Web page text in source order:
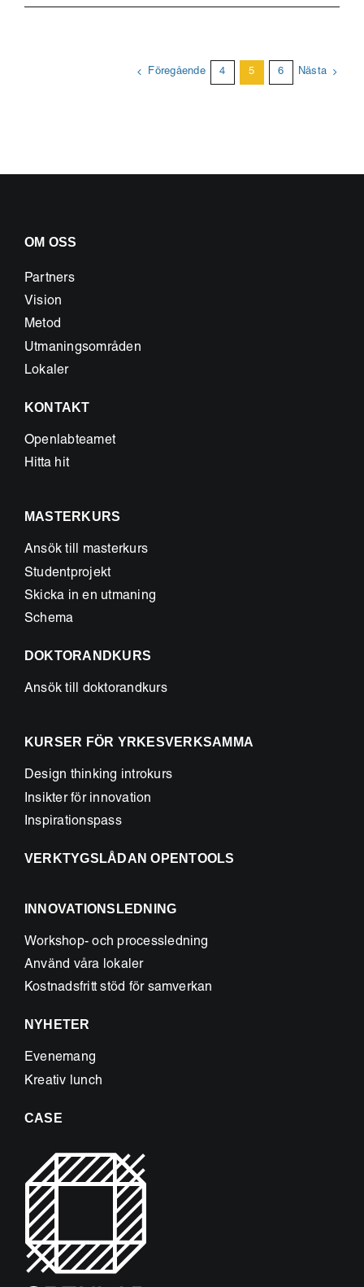
stads
Föregående 4 5 6 Nästa
OM OSS
Partners
Vision
Metod
Utmaningsområden
Lokaler
KONTAKT
Openlabteamet
Hitta hit
MASTERKURS
Ansök till masterkurs
Studentprojekt
Skicka in en utmaning
Schema
DOKTORANDKURS
Ansök till doktorandkurs
KURSER FÖR YRKESVERKSAMMA
Design thinking introkurs
Insikter för innovation
Inspirationspass
VERKTYGSLÅDAN OPENTOOLS
INNOVATIONSLEDNING
Workshop- och processledning
Använd våra lokaler
Kostnadsfritt stöd för samverkan
NYHETER
Evenemang
Kreativ lunch
CASE